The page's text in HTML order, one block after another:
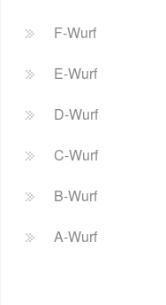
F-Wurf
E-Wurf
D-Wurf
C-Wurf
B-Wurf
A-Wurf